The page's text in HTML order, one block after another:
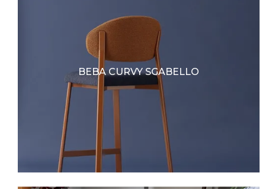
BEBA CURVY SGABELLO